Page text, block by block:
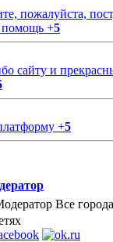
пожалуйста,
помощь +5
сайту и
+5
Все города